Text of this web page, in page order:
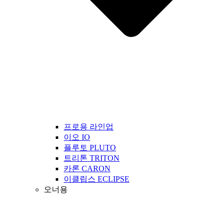
프로용 라인업
이오 IO
플루토 PLUTO
트리톤 TRITON
카론 CARON
이클립스 ECLIPSE
오너용